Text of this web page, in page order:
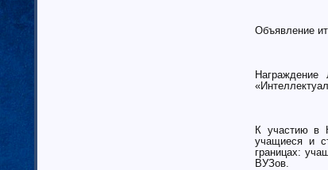
Объявление
Награждение
К участию в
учащиеся и
границах:
ВУЗов.